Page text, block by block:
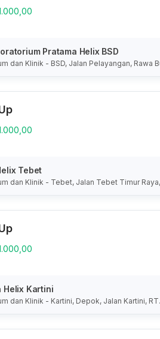
Pratama Helix BSD
dan Klinik - BSD, Jalan Pelayangan, Rawa
Tebet
dan Klinik - Tebet, Jalan Tebet Timur
Helix Kartini
dan Klinik - Kartini, Depok, Jalan Kartini,